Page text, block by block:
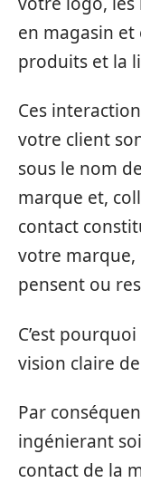
en magasin et
produits et la
Ces
votre client
sous le nom
marque et,
contact
votre marque,
pensent ou
C’est
vision claire
Par
ingénierant
contact de la